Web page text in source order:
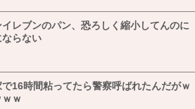
イレブンのパン、恐ろしく縮小してんのに
らない
16時間粘ってたら警察呼ばれたんだがｗ
ｗ